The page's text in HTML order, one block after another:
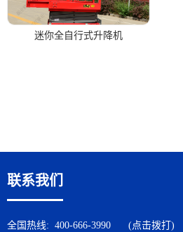
迷你全自行式升降机
联系我们
全国热线: 400-666-3990
(点击拨打)